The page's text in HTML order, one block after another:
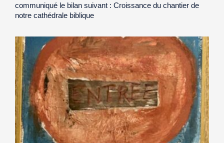
communiqué le bilan suivant : Croissance du chantier de
notre cathédrale biblique